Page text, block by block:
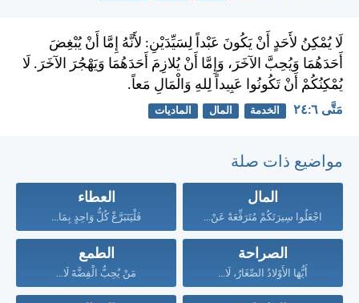
لَا يُمْكِنُ لأَحَدٍ أَنْ يَكُونَ عَبْداً لِسَيِّدَيْنِ: لأَنَّهُ إِمَّا أَنْ يُبْغِضَ
أَحَدَهُمَا وَيُحِبَّ الآخَرَ، وَإِمَّا أَنْ يُلازِمَ أَحَدَهُمَا وَيَهْجُرَ الآخَرَ. لَا
يُمْكِنُكُمْ أَنْ تَكُونُوا عَبِيداً لِلهِ وَالْمَالِ مَعاً.
مَتَّى ٦:‏٢٤ الخدمة المال الماديات
مواضيع ذات صلة
المال
اجْعَلُوا سِيرَتَكُمْ مُتَرَفِّعَةً عَنْ...
العطاء
فَلْيَتَبَرَّعْ كُلُّ وَاحِدٍ بِمَا...
الصراحة
أَيُّهَا الأَوْلادُ الصِّغَارُ، لَا...
الطمع
مَنْ يُحِبُّ الْفِضَّةَ لَا...